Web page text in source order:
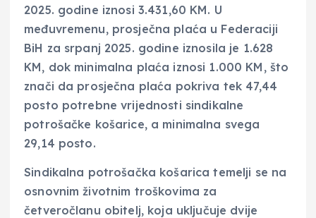
2025. godine iznosi 3.431,60 KM. U
međuvremenu, prosječna plaća u Federaciji
BiH za srpanj 2025. godine iznosila je 1.628
KM, dok minimalna plaća iznosi 1.000 KM, što
znači da prosječna plaća pokriva tek 47,44
posto potrebne vrijednosti sindikalne
potrošačke košarice, a minimalna svega
29,14 posto.
Sindikalna potrošačka košarica temelji se na
osnovnim životnim troškovima za
četveročlanu obitelj, koja uključuje dvije